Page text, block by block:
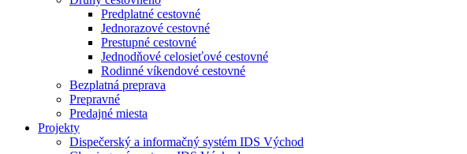
Predplatné cestovné
Jednorazové cestovné
Prestupné cestovné
Jednodňové celosieťové cestovné
Rodinné víkendové cestovné
Bezplatná preprava
Prepravné
Predajné miesta
Projekty
Dispečerský a informačný systém IDS Východ